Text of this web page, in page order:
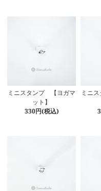
ミニスタンプ 【ヨガマ
ット】
330円(税込)
ミニ